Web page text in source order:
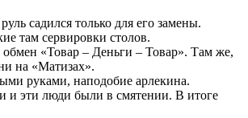
садился только для его замены.
там сервировки столов.
«Товар – Деньги – Товар». Там же,
на «Матизах».
руками, наподобие арлекина.
и эти люди были в смятении. В итоге